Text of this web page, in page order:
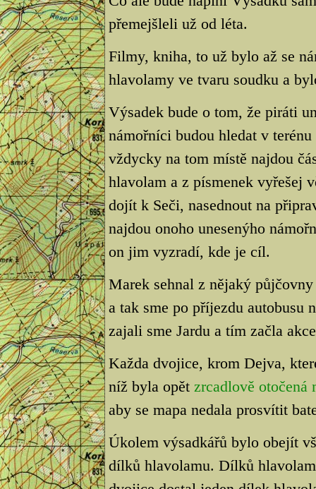
přemejšleli už od léta.
Filmy, kniha, to už bylo až se
hlavolamy ve tvaru soudku a
Výsadek bude o tom, že piráti
námořníci budou hledat v
vždycky na tom místě najdou
hlavolam a z písmenek vyřešej
dojít k Seči, nasednout na
najdou onoho unesenýho
on jim vyzradí, kde je cíl.
Marek sehnal z nějaký
a tak sme po příjezdu
zajali sme Jardu a tím začla
Každa dvojice, krom Dejva,
níž byla opět zrcadlově otočená
aby se mapa nedala prosvítit
Úkolem výsadkářů bylo obejít
dílků hlavolamu. Dílků